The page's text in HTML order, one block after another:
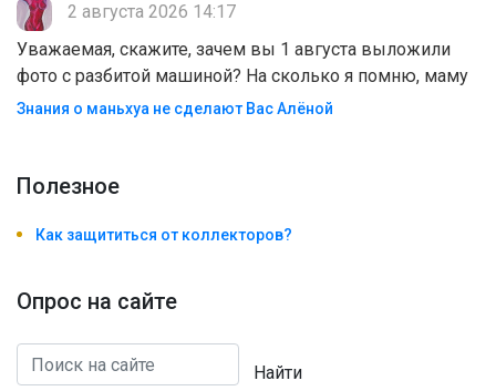
2 августа 2026 14:17
Уважаемая, скажите, зачем вы 1 августа выложили
фото с разбитой машиной? На сколько я помню, маму
Знания о маньхуа не сделают Вас Алëной
Полезноe
Как защититься от коллекторов?
Опрос на сайте
Найти